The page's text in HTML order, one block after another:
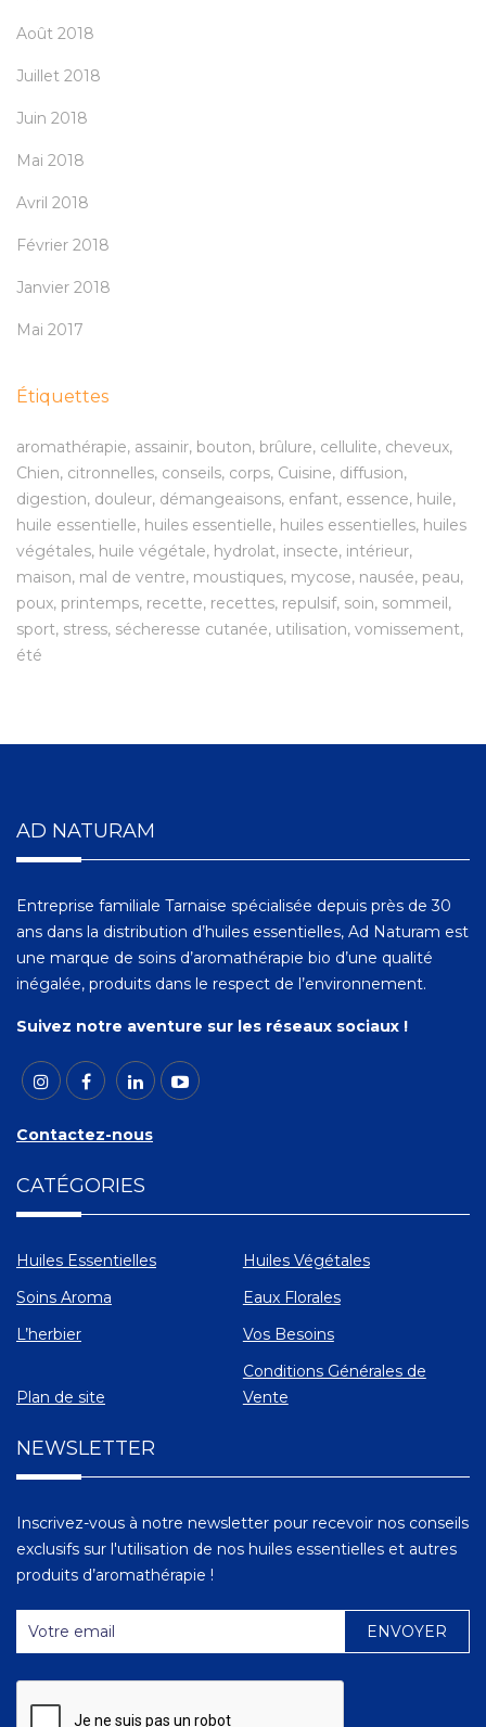
Août 2018
Juillet 2018
Juin 2018
Mai 2018
Avril 2018
Février 2018
Janvier 2018
Mai 2017
Étiquettes
aromathérapie assainir bouton brûlure cellulite cheveux
Chien citronnelles conseils corps Cuisine diffusion
digestion douleur démangeaisons enfant essence huile
huile essentielle huiles essentielle huiles essentielles huiles
végétales huile végétale hydrolat insecte intérieur
maison mal de ventre moustiques mycose nausée peau
poux printemps recette recettes repulsif soin sommeil
sport stress sécheresse cutanée utilisation vomissement
été
AD NATURAM
Entreprise familiale Tarnaise spécialisée depuis près de 30
ans dans la distribution d’huiles essentielles, Ad Naturam est
une marque de soins d’aromathérapie bio d’une qualité
inégalée, produits dans le respect de l’environnement.
Suivez notre aventure sur les réseaux sociaux !
Contactez-nous
CATÉGORIES
Huiles Essentielles
Huiles Végétales
Soins Aroma
Eaux Florales
L’herbier
Vos Besoins
Plan de site
Conditions Générales de
Vente
NEWSLETTER
Inscrivez-vous à notre newsletter pour recevoir nos conseils
exclusifs sur l'utilisation de nos huiles essentielles et autres
produits d’aromathérapie !